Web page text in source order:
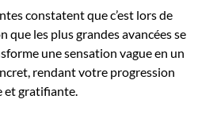
constatent que c’est lors de
que les plus grandes avancées se
une sensation vague en un
rendant votre progression
et gratifiante.